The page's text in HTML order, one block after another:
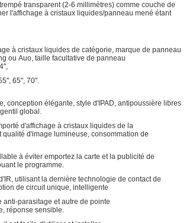
transparent (2-6 millimètres) comme couche de
l'affichage à cristaux liquides/panneau mené étant
à cristaux liquides de catégorie, marque de panneau
ou Auo, taille facultative de panneau
65", 70".
conception élégante, style d'IPAD, antipoussière libres
global.
d'affichage à cristaux liquides de la
qualité d'image lumineuse, consommation de
à éviter emportez la carte et la publicité de
le programme.
utilisant la dernière technologie de contact de
de circuit unique, intelligente
anti-parasitage et autre de pointe
réponse sensible.